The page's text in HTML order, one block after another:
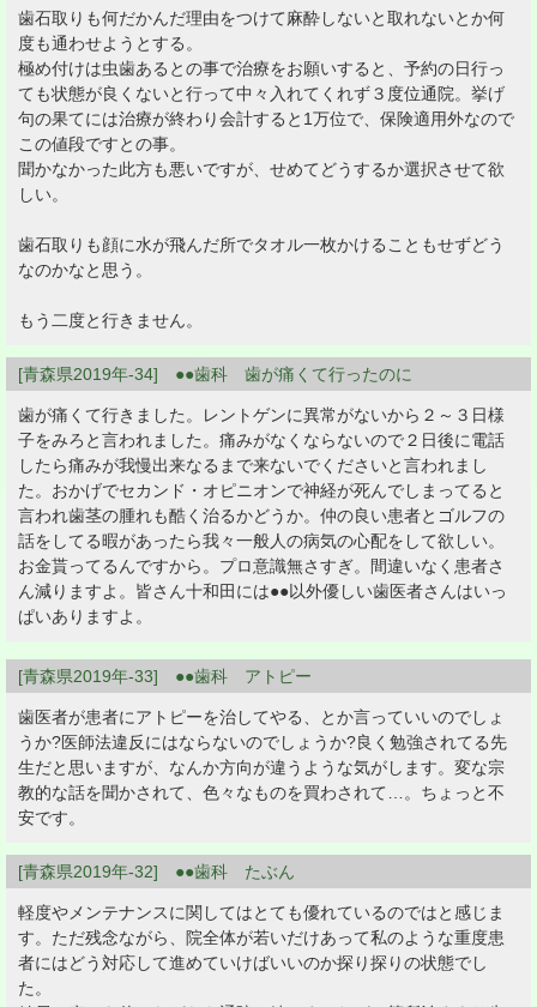
歯石取りも何だかんだ理由をつけて麻酔しないと取れないとか何
度も通わせようとする。
極め付けは虫歯あるとの事で治療をお願いすると、予約の日行っ
ても状態が良くないと行って中々入れてくれず３度位通院。挙げ
句の果てには治療が終わり会計すると1万位で、保険適用外なので
この値段ですとの事。
聞かなかった此方も悪いですが、せめてどうするか選択させて欲
しい。
歯石取りも顔に水が飛んだ所でタオル一枚かけることもせずどう
なのかなと思う。
もう二度と行きません。
[青森県2019年-34] ●●歯科 歯が痛くて行ったのに
歯が痛くて行きました。レントゲンに異常がないから２～３日様
子をみろと言われました。痛みがなくならないので２日後に電話
したら痛みが我慢出来なるまで来ないでくださいと言われまし
た。おかげでセカンド・オピニオンで神経が死んでしまってると
言われ歯茎の腫れも酷く治るかどうか。仲の良い患者とゴルフの
話をしてる暇があったら我々一般人の病気の心配をして欲しい。
お金貰ってるんですから。プロ意識無さすぎ。間違いなく患者さ
ん減りますよ。皆さん十和田には●●以外優しい歯医者さんはいっ
ぱいありますよ。
[青森県2019年-33] ●●歯科 アトピー
歯医者が患者にアトピーを治してやる、とか言っていいのでしょ
うか?医師法違反にはならないのでしょうか?良く勉強されてる先
生だと思いますが、なんか方向が違うような気がします。変な宗
教的な話を聞かされて、色々なものを買わされて…。ちょっと不
安です。
[青森県2019年-32] ●●歯科 たぶん
軽度やメンテナンスに関してはとても優れているのではと感じま
す。ただ残念ながら、院全体が若いだけあって私のような重度患
者にはどう対応して進めていけばいいのか探り探りの状態でし
た。